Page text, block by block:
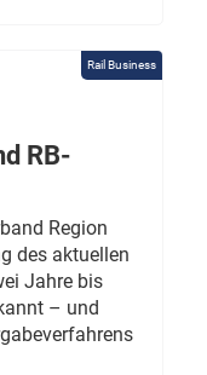
Rail Business
RB-
Region
des aktuellen
Jahre bis
– und